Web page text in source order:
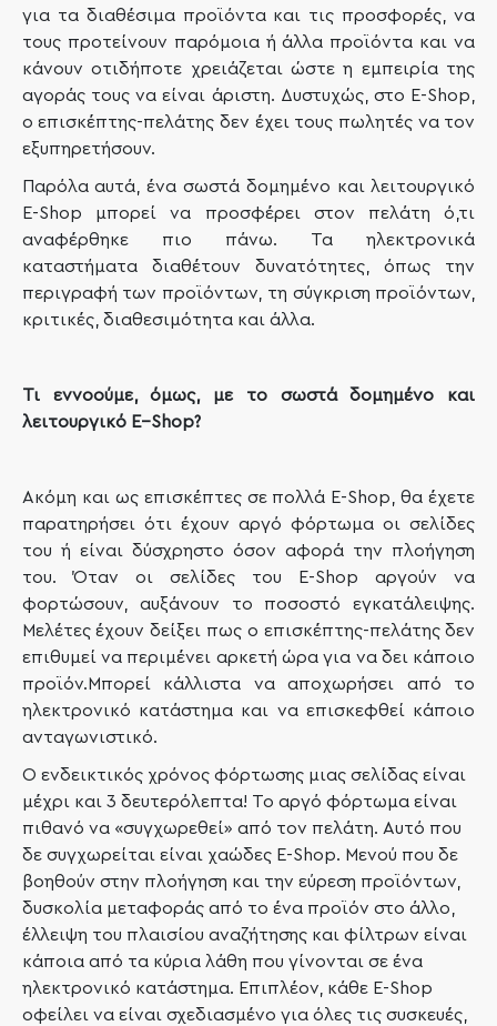
για τα διαθέσιμα προϊόντα και τις προσφορές, να
τους προτείνουν παρόμοια ή άλλα προϊόντα και να
κάνουν οτιδήποτε χρειάζεται ώστε η εμπειρία της
αγοράς τους να είναι άριστη. Δυστυχώς, στο E-Shop,
ο επισκέπτης-πελάτης δεν έχει τους πωλητές να τον
εξυπηρετήσουν.
Παρόλα αυτά, ένα σωστά δομημένο και λειτουργικό
E-Shop μπορεί να προσφέρει στον πελάτη ό,τι
αναφέρθηκε πιο πάνω. Τα ηλεκτρονικά
καταστήματα διαθέτουν δυνατότητες, όπως την
περιγραφή των προϊόντων, τη σύγκριση προϊόντων,
κριτικές, διαθεσιμότητα και άλλα.
Τι εννοούμε, όμως, με το σωστά δομημένο και
λειτουργικό E–Shop?
Ακόμη και ως επισκέπτες σε πολλά E-Shop, θα έχετε
παρατηρήσει ότι έχουν αργό φόρτωμα οι σελίδες
του ή είναι δύσχρηστο όσον αφορά την πλοήγηση
του. Όταν οι σελίδες του E-Shop αργούν να
φορτώσουν, αυξάνουν το ποσοστό εγκατάλειψης.
Μελέτες έχουν δείξει πως ο επισκέπτης-πελάτης δεν
επιθυμεί να περιμένει αρκετή ώρα για να δει κάποιο
προϊόν.Μπορεί κάλλιστα να αποχωρήσει από το
ηλεκτρονικό κατάστημα και να επισκεφθεί κάποιο
ανταγωνιστικό.
Ο ενδεικτικός χρόνος φόρτωσης μιας σελίδας είναι
μέχρι και 3 δευτερόλεπτα! Το αργό φόρτωμα είναι
πιθανό να «συγχωρεθεί» από τον πελάτη. Αυτό που
δε συγχωρείται είναι χαώδες E-Shop. Μενού που δε
βοηθούν στην πλοήγηση και την εύρεση προϊόντων,
δυσκολία μεταφοράς από το ένα προϊόν στο άλλο,
έλλειψη του πλαισίου αναζήτησης και φίλτρων είναι
κάποια από τα κύρια λάθη που γίνονται σε ένα
ηλεκτρονικό κατάστημα. Επιπλέον, κάθε E-Shop
οφείλει να είναι σχεδιασμένο για όλες τις συσκευές,